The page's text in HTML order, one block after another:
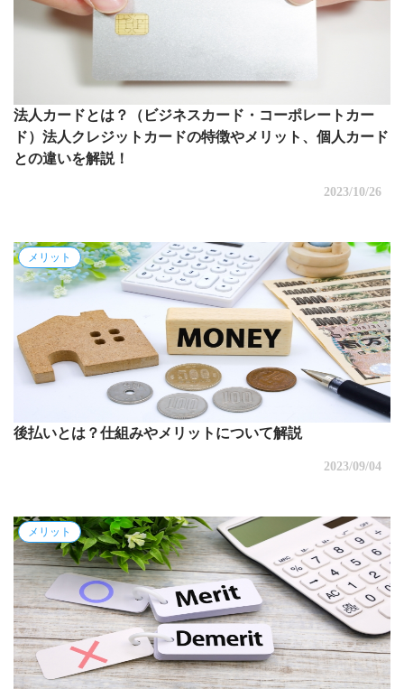
法人カードとは？（ビジネスカード・コーポレートカー
ド）法人クレジットカードの特徴やメリット、個人カード
との違いを解説！
2023/10/26
メリット
後払いとは？仕組みやメリットについて解説
2023/09/04
メリット